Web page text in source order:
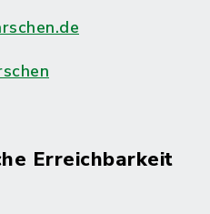
Erreichbarkeit